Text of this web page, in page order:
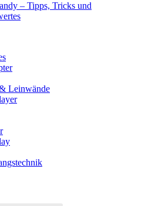
– Tipps, Tricks und
Leinwände